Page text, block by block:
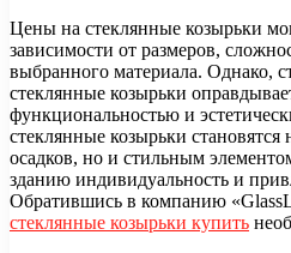
Цены на стеклянные козырьки
зависимости от размеров,
выбранного материала. Однако,
стеклянные козырьки
функциональностью и
стеклянные козырьки становятся
осадков, но и стильным
зданию индивидуальность и
Обратившись в компанию
стеклянные козырьки купить